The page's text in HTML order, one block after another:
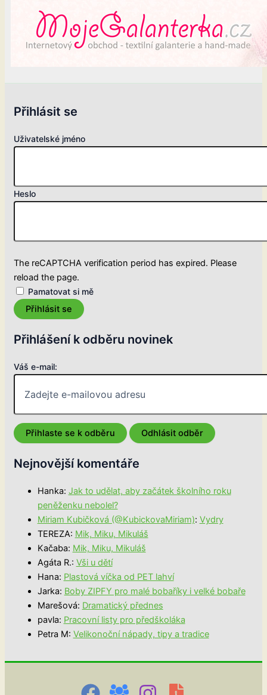
Přihlásit se
Uživatelské jméno
Heslo
The reCAPTCHA verification period has expired. Please
reload the page.
Pamatovat si mě
Přihlásit se
Přihlášení k odběru novinek
Váš e-mail:
Nejnovější komentáře
Hanka: Jak to udělat, aby začátek školního roku
peněženku nebolel?
Miriam Kubičková (@KubickovaMiriam): Vydry
TEREZA: Mik, Miku, Mikuláš
Kačaba: Mik, Miku, Mikuláš
Agáta R.: Vši u dětí
Hana: Plastová víčka od PET lahví
Jarka: Boby ZIPFY pro malé bobaříky i velké bobaře
Marešová: Dramatický přednes
pavla: Pracovní listy pro předškoláka
Petra M: Velikonoční nápady, tipy a tradice